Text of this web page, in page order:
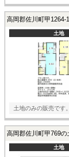
高岡郡佐川町甲1264-
土地
土地のみの販売です
高岡郡佐川町甲769の
土地